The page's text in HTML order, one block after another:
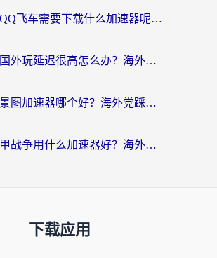
在国外玩QQ飞车需要下载什么加速器呢？海外党亲测有效的国服游戏加速指南
雪糕工厂国外玩延迟很高怎么办？海外玩家国服游戏加速终极攻略（附实测推荐）
打江南百景图加速器哪个好？海外党踩坑N次后，终于找到不卡的秘诀
非洲玩装甲战争用什么加速器好？海外党亲测有效的国服游戏加速方案
下载应用